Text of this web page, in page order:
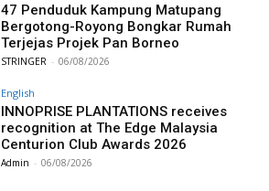
47 Penduduk Kampung Matupang
Bergotong-Royong Bongkar Rumah
Terjejas Projek Pan Borneo
STRINGER - 06/08/2026
English
INNOPRISE PLANTATIONS receives
recognition at The Edge Malaysia
Centurion Club Awards 2026
Admin - 06/08/2026